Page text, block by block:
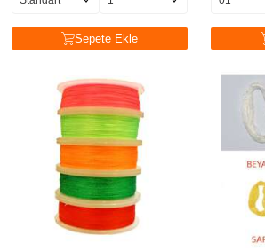
Sepete Ekle